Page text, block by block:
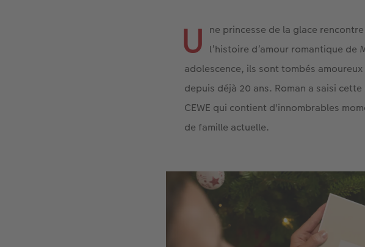
U ne princesse de la glace
l’histoire d’amour romantique de
adolescence, ils sont tombés
depuis déjà 20 ans. Roman a saisi
CEWE qui contient d'innombrables
de famille actuelle.